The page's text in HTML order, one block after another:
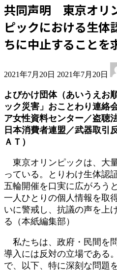
共同声明 東京オリ
ピックにおける生体
ちに中止することを
2021年7月20日 終
新
日
時
:
2021年7月20日
よびかけ団体（あいうえお
ック災害」おことわり連絡
ア女性資料センター／盗聴
日本消費者連盟／武器取引
ＡＴ）
東京オリンピックは、大
っている。とりわけ生体認
五輪開催を口実に広がろう
一人ひとりの個人情報を取
いに警戒し、抗議の声を上
る（本紙編集部）
私たちは、政府・民間を
導入には反対の立場である
で、以下、特に深刻な問題